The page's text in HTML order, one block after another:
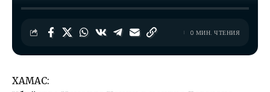
0 МИН. ЧТЕНИЯ
ХАМАС: